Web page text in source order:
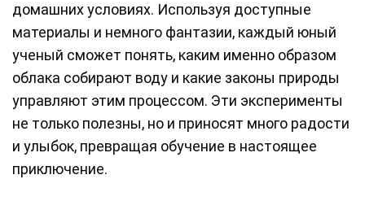
домашних условиях. Используя доступные
материалы и немного фантазии, каждый юный
ученый сможет понять, каким именно образом
облака собирают воду и какие законы природы
управляют этим процессом. Эти эксперименты
не только полезны, но и приносят много радости
и улыбок, превращая обучение в настоящее
приключение.